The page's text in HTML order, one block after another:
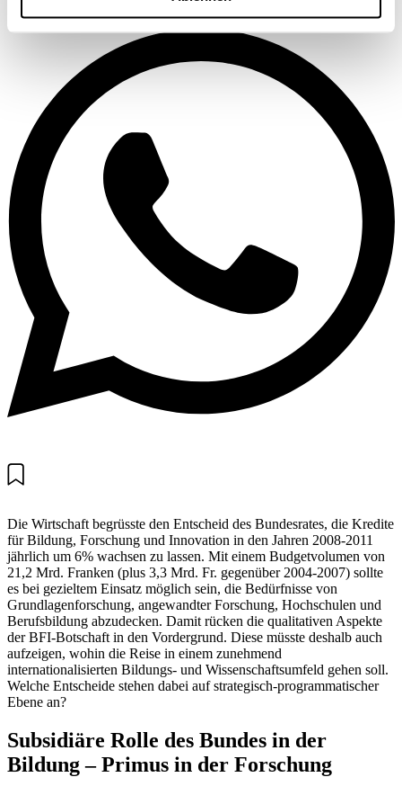
Die Wirtschaft begrüsste den Entscheid des Bundesrates, die Kredite
für Bildung, Forschung und Innovation in den Jahren 2008-2011
jährlich um 6% wachsen zu lassen. Mit einem Budgetvolumen von
21,2 Mrd. Franken (plus 3,3 Mrd. Fr. gegenüber 2004-2007) sollte
es bei gezieltem Einsatz möglich sein, die Bedürfnisse von
Grundlagenforschung, angewandter Forschung, Hochschulen und
Berufsbildung abzudecken. Damit rücken die qualitativen Aspekte
der BFI-Botschaft in den Vordergrund. Diese müsste deshalb auch
aufzeigen, wohin die Reise in einem zunehmend
internationalisierten Bildungs- und Wissenschaftsumfeld gehen soll.
Welche Entscheide stehen dabei auf strategisch-programmatischer
Ebene an?
Subsidiäre Rolle des Bundes in der
Bildung – Primus in der Forschung